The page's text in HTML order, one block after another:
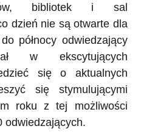
bibliotek i sal
dzień nie są otwarte dla
północy odwiedzający
w ekscytujących
się o aktualnych
się stymulującymi
roku z tej możliwości
odwiedzających.